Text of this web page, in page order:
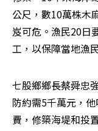
公尺，數10萬株木
岌可危。漁民20日
工，以保障當地漁
七股鄉鄉長蔡舜忠
防約需5千萬元，
費，修築海堤和投